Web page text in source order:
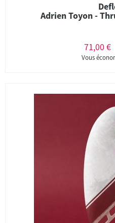
Adrien Toyon -
71,00 €
Vous